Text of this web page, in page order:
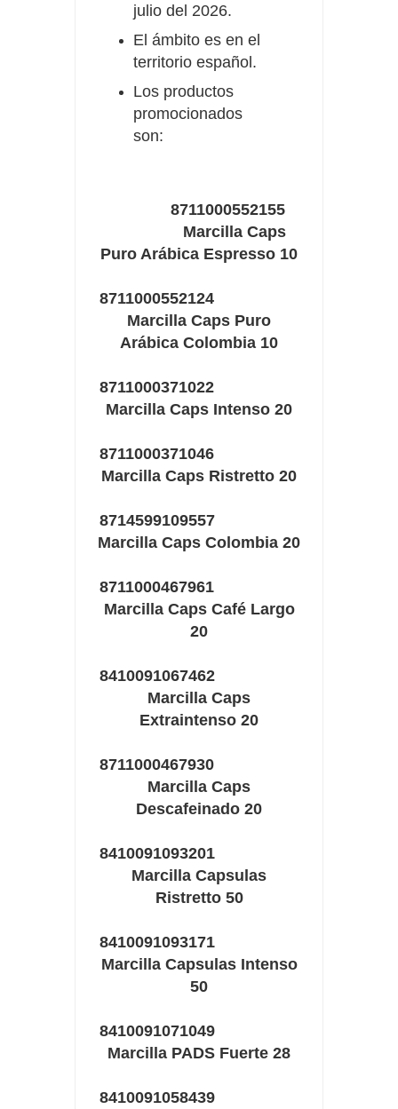
julio del 2026.
El ámbito es en el
territorio español.
Los productos
promocionados
son:
8711000552155
Marcilla Caps
Puro Arábica Espresso 10
8711000552124
Marcilla Caps Puro
Arábica Colombia 10
8711000371022
Marcilla Caps Intenso 20
8711000371046
Marcilla Caps Ristretto 20
8714599109557
Marcilla Caps Colombia 20
8711000467961
Marcilla Caps Café Largo
20
8410091067462
Marcilla Caps
Extraintenso 20
8711000467930
Marcilla Caps
Descafeinado 20
8410091093201
Marcilla Capsulas
Ristretto 50
8410091093171
Marcilla Capsulas Intenso
50
8410091071049
Marcilla PADS Fuerte 28
8410091058439